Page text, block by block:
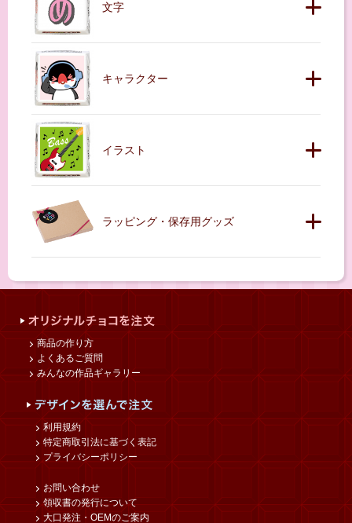
文字
キャラクター
イラスト
ラッピング・保存用グッズ
商品の作り方
よくあるご質問
みんなの作品ギャラリー
利用規約
特定商取引法に基づく表記
プライバシーポリシー
お問い合わせ
領収書の発行について
大口発注・OEMのご案内